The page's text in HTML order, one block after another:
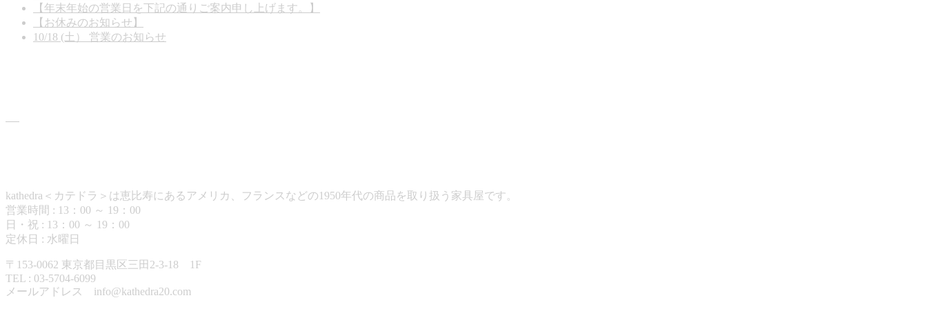
【年末年始の営業日を下記の通りご案内申し上げます。】
【お休みのお知らせ】
10/18 (土） 営業のお知らせ
kathedra＜カテドラ＞は恵比寿にあるアメリカ、フランスなどの1950年代の商品を取り扱う家具屋です。
営業時間 : 13：00 ～ 19：00
日・祝 : 13：00 ～ 19：00
定休日 : 水曜日
〒153-0062 東京都目黒区三田2-3-18 1F
TEL : 03-5704-6099
メールアドレス info@kathedra20.com